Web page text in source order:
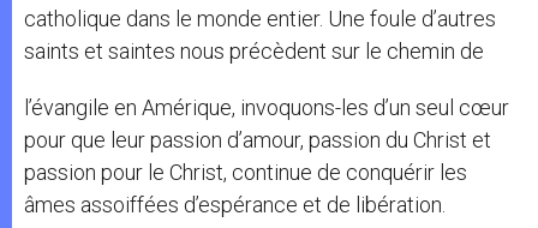
catholique dans le monde entier. Une foule d’autres
saints et saintes nous précèdent sur le chemin de
l’évangile en Amérique, invoquons-les d’un seul cœur
pour que leur passion d’amour, passion du Christ et
passion pour le Christ, continue de conquérir les
âmes assoiffées d’espérance et de libération.